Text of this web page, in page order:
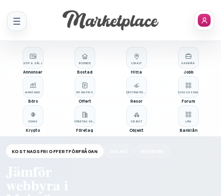
Meny
KÖP & SÄLJ
Annonser
BOENDE
Bostad
OBJEKT
Objekt
BE OM PRIS
Offert
Företag
LÅN
Banklån
MARKNAD
Börs
LOKALT
Hitta
KARRIÄR
Jobb
Resor
COINS
Krypto
DISKUSSION
Forum
KOSTNADSFRI OFFERTFÖRFRÅGAN
Jämför